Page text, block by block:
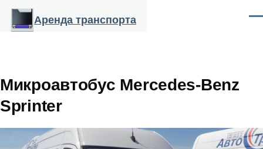
Перейти к основному содержанию
Аренда транспорта
Микроавтобус Mercedes-Benz
Sprinter